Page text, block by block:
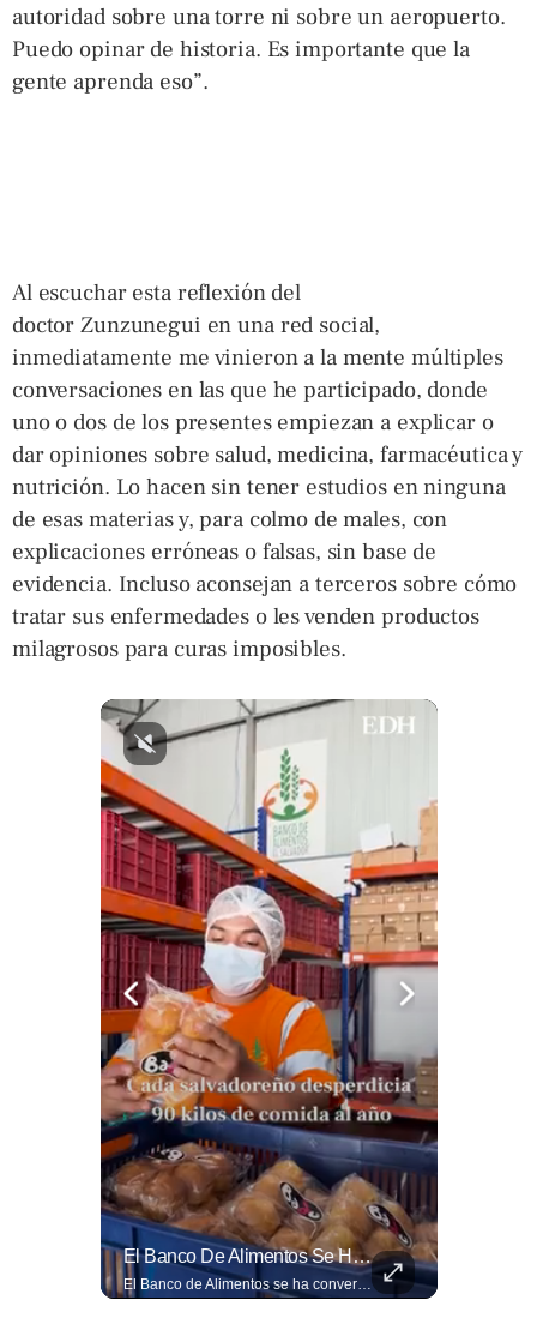
autoridad sobre una torre ni sobre un aeropuerto.
Puedo opinar de historia. Es importante que la
gente aprenda eso”.
Al escuchar esta reflexión del
doctor Zunzunegui en una red social,
inmediatamente me vinieron a la mente múltiples
conversaciones en las que he participado, donde
uno o dos de los presentes empiezan a explicar o
dar opiniones sobre salud, medicina, farmacéutica y
nutrición. Lo hacen sin tener estudios en ninguna
de esas materias y, para colmo de males, con
explicaciones erróneas o falsas, sin base de
evidencia. Incluso aconsejan a terceros sobre cómo
tratar sus enfermedades o les venden productos
milagrosos para curas imposibles.
El Banco De Alimentos Se Ha Convertido En Un Puente De Supervivencia: Un Motor Humano Que Recupera Excedentes Comerciales Y Productos Con Fecha Corta De...
El Banco de Alimentos se ha convertido en un puente de supervivencia: un motor humano que recupera excedentes comerciales y productos con fecha corta de vencimiento para transformarlos en raciones de nutrición para miles de familias que luchan por asegurar un plato en la mesa. Entramos a su centro de acopio para mostrarte la minuciosa logística y el esfuerzo de los voluntarios que rescatan comida para aliviar el hambre de los más vulnerables. Lee más 👉 eldiariodehoy.com